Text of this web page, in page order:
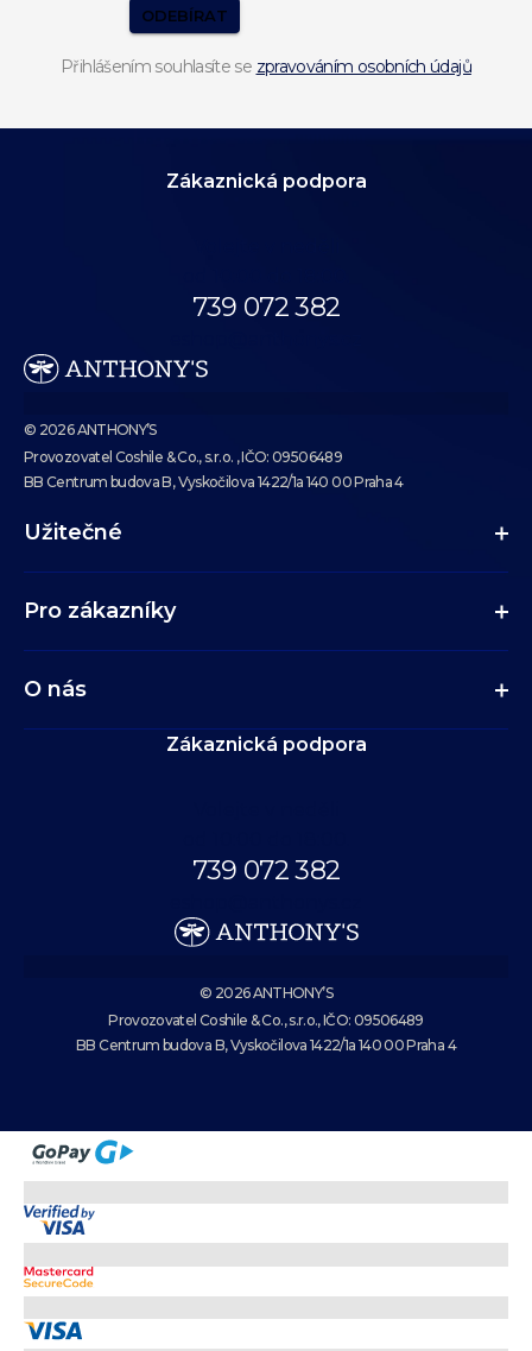
ODEBÍRAT
Přihlášením souhlasíte se zpravováním osobních údajů
Zákaznická podpora
739 072 382
© 2026 ANTHONY’S
Provozovatel Coshile & Co., s.r.o. , IČO: 09506489
BB Centrum budova B, Vyskočilova 1422/1a 140 00 Praha 4
Užitečné
Pro zákazníky
O nás
Zákaznická podpora
739 072 382
© 2026 ANTHONY’S
Provozovatel Coshile & Co., s.r.o., IČO: 09506489
BB Centrum budova B, Vyskočilova 1422/1a 140 00 Praha 4